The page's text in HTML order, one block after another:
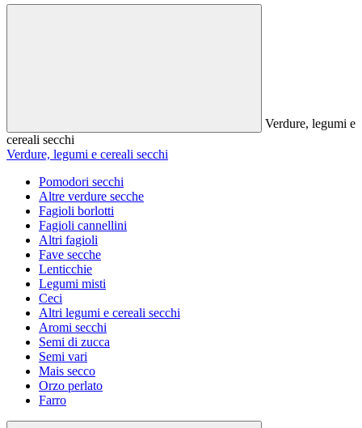
Verdure, legumi e
cereali secchi
Verdure, legumi e cereali secchi
Pomodori secchi
Altre verdure secche
Fagioli borlotti
Fagioli cannellini
Altri fagioli
Fave secche
Lenticchie
Legumi misti
Ceci
Altri legumi e cereali secchi
Aromi secchi
Semi di zucca
Semi vari
Mais secco
Orzo perlato
Farro